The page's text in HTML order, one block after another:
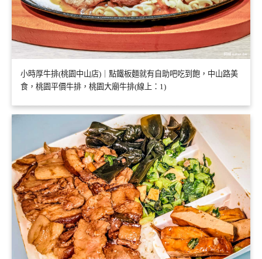
小時厚牛排(桃園中山店)｜點鐵板麵就有自助吧吃到飽，中山路美
食，桃園平價牛排，桃園大廟牛排(線上：1)